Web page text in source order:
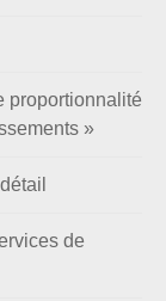
proportionnalité
»
de